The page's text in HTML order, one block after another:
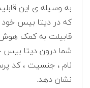
به وسیله ی این
که در دیتا بیس خود
شما درون دیتا بیس
نام ، جنسیت ، کد
نشان دهد.